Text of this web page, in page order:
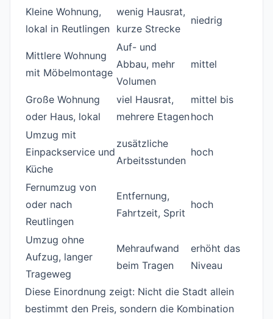
Kleine Wohnung,
lokal in Reutlingen
wenig Hausrat,
kurze Strecke
niedrig
Mittlere Wohnung
mit Möbelmontage
Auf- und
Abbau, mehr
Volumen
mittel
Große Wohnung
oder Haus, lokal
viel Hausrat,
mehrere Etagen
mittel bis
hoch
Umzug mit
Einpackservice und
Küche
zusätzliche
Arbeitsstunden
hoch
Fernumzug von
oder nach
Reutlingen
Entfernung,
Fahrtzeit, Sprit
hoch
Umzug ohne
Aufzug, langer
Trageweg
Mehraufwand
beim Tragen
erhöht das
Niveau
Diese Einordnung zeigt: Nicht die Stadt allein
bestimmt den Preis, sondern die Kombination